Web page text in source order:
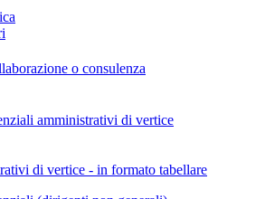
o consulenza
amministrativi di vertice
di vertice - in formato tabellare